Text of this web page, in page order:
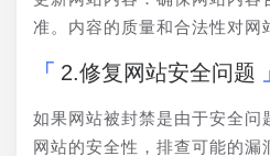
准。内容的质量和合法性对网
2.修复网站安全问题
如果网站被封禁是由于安全问
网站的安全性，排查可能的漏